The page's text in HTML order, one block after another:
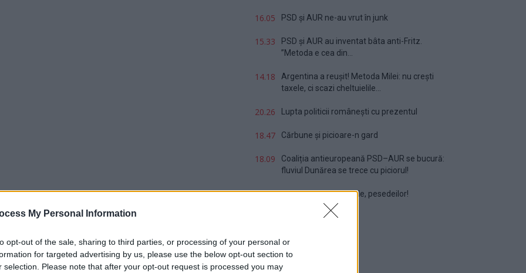
My Personal Information
opt-out of the sale, sharing to third parties, or processing of your personal or
for targeted advertising by us, please use the below opt-out section to
selection. Please note that after your opt-out request is processed you may
16.05 PSD și AUR ne-au vrut în junk
15.33
PSD și AUR au inventat bâta anti-Fritz.
”Metoda e cea din...
14.18
Argentina a reușit! Metoda Milei: nu crești
taxele, ci scazi cheltuielile...
20.26 Lupta politicii românești cu prezentul
18.47 Cărbune și picioare-n gard
18.09
Coaliția antieuropeană PSD–AUR se bucură:
fluviul Dunărea se trece cu piciorul!
17.32 Vă veți blestema zilele, pesedeilor!